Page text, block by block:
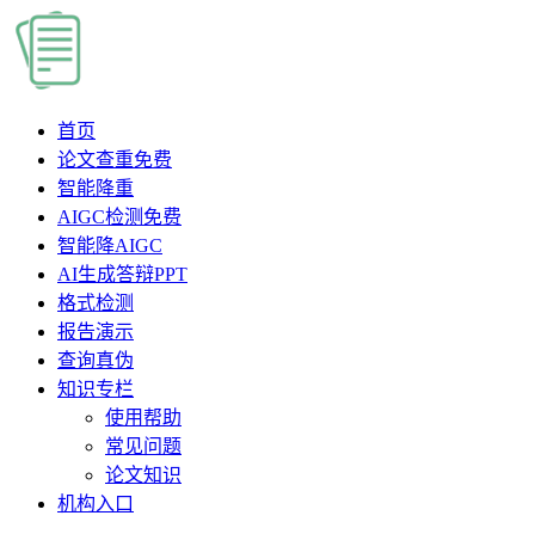
首页
论文查重免费
智能降重
AIGC检测 免费
智能降AIGC
AI生成答辩PPT
格式检测
报告演示
查询真伪
知识专栏
使用帮助
常见问题
论文知识
机构入口